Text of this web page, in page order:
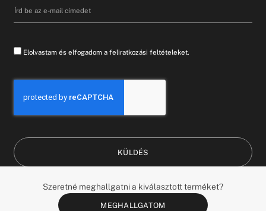
Szeretné meghallgatni a kiválasztott terméket?
MEGHALLGATOM
Elolvastam és elfogadom a feliratkozási feltételeket.
KÜLDÉS
MINDEN JOG FENNTARTVA ©
WHATTHEBRAND©&
COANDCO.
DESIGNCOMMUNICATION